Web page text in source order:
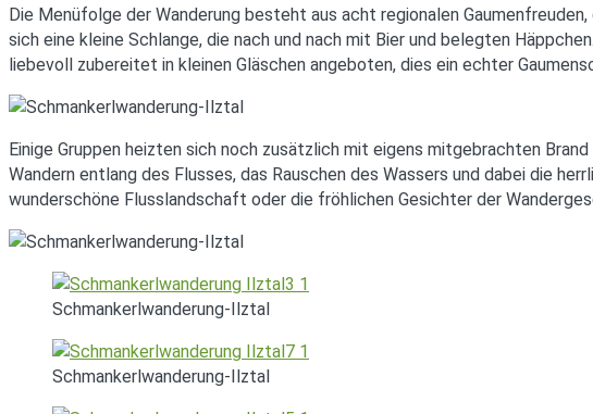
Die Menüfolge der Wanderung besteht aus acht regionalen
sich eine kleine Schlange, die nach und nach mit Bier und belegten
liebevoll zubereitet in kleinen Gläschen angeboten, dies ein echter
Einige Gruppen heizten sich noch zusätzlich mit eigens mitgebrachten
Wandern entlang des Flusses, das Rauschen des Wassers und dabei die
wunderschöne Flusslandschaft oder die fröhlichen Gesichter der
Schmankerlwanderung-Ilztal
Schmankerlwanderung-Ilztal